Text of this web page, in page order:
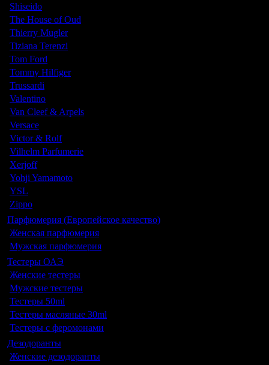
Shiseido
The House of Oud
Thierry Mugler
Tiziana Terenzi
Tom Ford
Tommy Hilfiger
Trussardi
Valentino
Van Cleef & Arpels
Versace
Victor & Rolf
Vilhelm Parfumerie
Xerjoff
Yohji Yamamoto
YSL
Zippo
Парфюмерия (Европейское качество)
Женская парфюмерия
Мужская парфюмерия
Тестеры ОАЭ
Женские тестеры
Мужские тестеры
Тестеры 50ml
Тестеры масляные 30ml
Тестеры с феромонами
Дезодоранты
Женские дезодоранты